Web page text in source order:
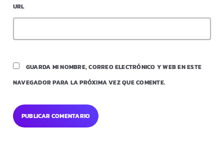
URL
GUARDA MI NOMBRE, CORREO ELECTRÓNICO Y WEB EN ESTE
NAVEGADOR PARA LA PRÓXIMA VEZ QUE COMENTE.